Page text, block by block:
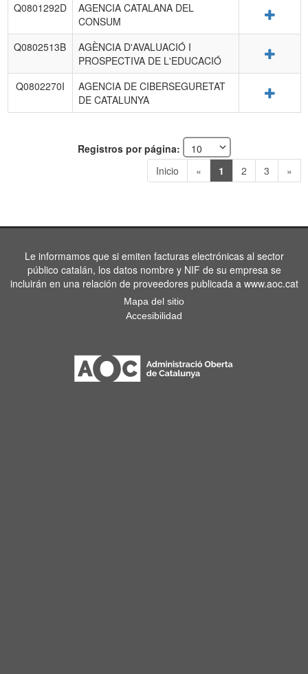
Q0801292D
AGENCIA CATALANA DEL
CONSUM
Q0802513B
AGÈNCIA D'AVALUACIÓ I
PROSPECTIVA DE L'EDUCACIÓ
Q0802270I
AGENCIA DE CIBERSEGURETAT
DE CATALUNYA
Registros por página:
Inicio
« 1 2 3 »
Le informamos que si emiten facturas electrónicas al sector
público catalán, los datos nombre y NIF de su empresa se
incluirán en una relación de proveedores publicada a www.aoc.cat
Mapa del sitio
Accesibilidad